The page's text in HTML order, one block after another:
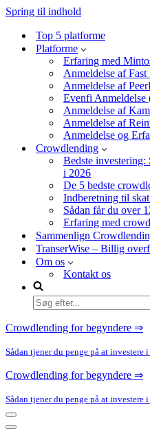
Spring til indhold
Top 5 platforme
Platforme
Erfaring med
Anmeldelse af
Anmeldelse af
Evenfi Anmeldelse
Anmeldelse af
Anmeldelse af
Anmeldelse og
Crowdlending
Bedste investering:
i 2026
De 5 bedste
Indberetning til
Sådan får du over
Erfaring med
Sammenlign
TranserWise – Billig
Om os
Kontakt os
Søg
efter...
Crowdlending for begyndere ⇒
Sådan tjener du penge på at investere
Crowdlending for begyndere ⇒
Sådan tjener du penge på at investere
Navigation
menu
Navigation